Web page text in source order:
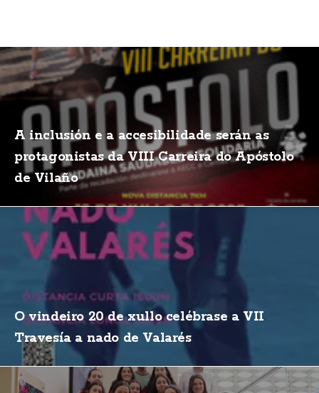
A inclusión e a accesibilidade serán as
protagonistas da VIII Carreira do Apóstolo
de Vilaño
O vindeiro 20 de xullo celébrase a VII
Travesía a nado de Valarés